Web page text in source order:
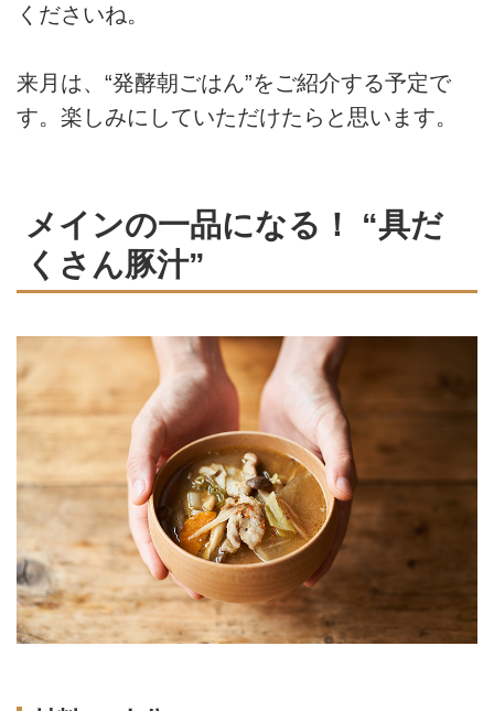
くださいね。
来月は、“発酵朝ごはん”をご紹介する予定で
す。楽しみにしていただけたらと思います。
メインの一品になる！ “具だ
くさん豚汁”